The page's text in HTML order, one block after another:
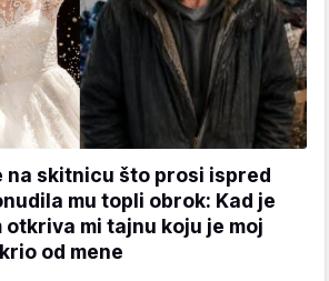
na skitnicu što prosi ispred
mu topli obrok: Kad je
otkriva mi tajnu koju je moj
od mene